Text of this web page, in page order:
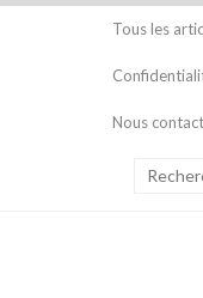
Tous les
Nous